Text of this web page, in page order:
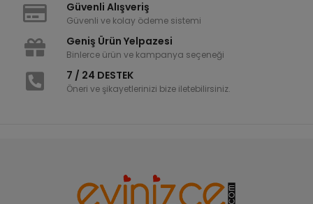
Güvenli Alışveriş
Güvenli ve kolay ödeme sistemi
Geniş Ürün Yelpazesi
Binlerce ürün ve kampanya seçeneği
7 / 24 DESTEK
Öneri ve şikayetlerinizi bize iletebilirsiniz.